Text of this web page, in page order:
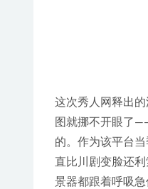
这次秀人网释出
图就挪不开眼了
的。作为该平台
直比川剧变脸还
景器都跟着呼吸急